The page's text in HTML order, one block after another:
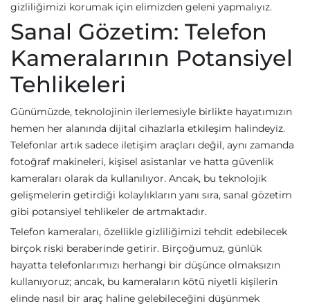
gizliliğimizi korumak için elimizden geleni yapmalıyız.
Sanal Gözetim: Telefon
Kameralarının Potansiyel
Tehlikeleri
Günümüzde, teknolojinin ilerlemesiyle birlikte hayatımızın
hemen her alanında dijital cihazlarla etkileşim halindeyiz.
Telefonlar artık sadece iletişim araçları değil, aynı zamanda
fotoğraf makineleri, kişisel asistanlar ve hatta güvenlik
kameraları olarak da kullanılıyor. Ancak, bu teknolojik
gelişmelerin getirdiği kolaylıkların yanı sıra, sanal gözetim
gibi potansiyel tehlikeler de artmaktadır.
Telefon kameraları, özellikle gizliliğimizi tehdit edebilecek
birçok riski beraberinde getirir. Birçoğumuz, günlük
hayatta telefonlarımızı herhangi bir düşünce olmaksızın
kullanıyoruz; ancak, bu kameraların kötü niyetli kişilerin
elinde nasıl bir araç haline gelebileceğini düşünmek